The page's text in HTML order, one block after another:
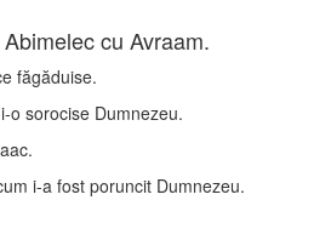
cu Avraam.
făgăduise.
o sorocise Dumnezeu.
i-a fost poruncit Dumnezeu.